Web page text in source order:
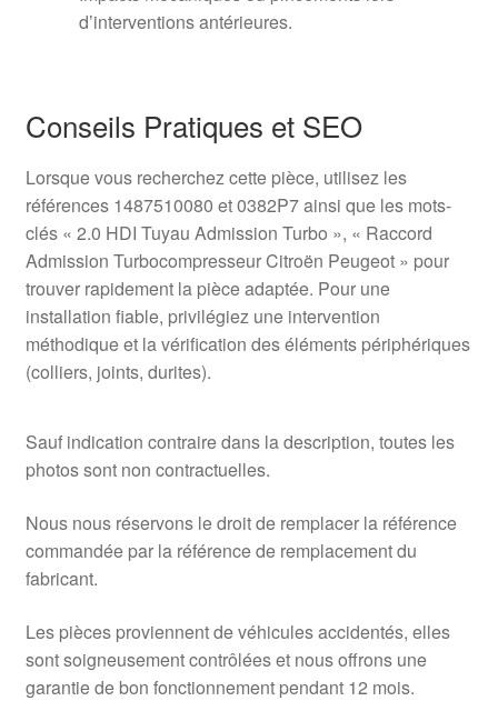
d’interventions antérieures.
Conseils Pratiques et SEO
Lorsque vous recherchez cette pièce, utilisez les
références 1487510080 et 0382P7 ainsi que les mots-
clés « 2.0 HDI Tuyau Admission Turbo », « Raccord
Admission Turbocompresseur Citroën Peugeot » pour
trouver rapidement la pièce adaptée. Pour une
installation fiable, privilégiez une intervention
méthodique et la vérification des éléments périphériques
(colliers, joints, durites).
Sauf indication contraire dans la description, toutes les
photos sont non contractuelles.
Nous nous réservons le droit de remplacer la référence
commandée par la référence de remplacement du
fabricant.
Les pièces proviennent de véhicules accidentés, elles
sont soigneusement contrôlées et nous offrons une
garantie de bon fonctionnement pendant 12 mois.